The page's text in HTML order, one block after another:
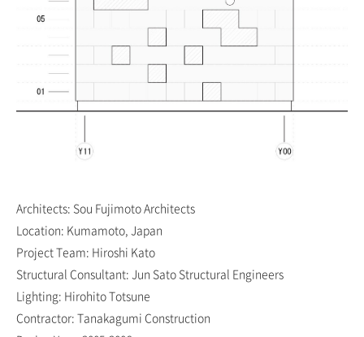
Architects: Sou Fujimoto Architects
Location: Kumamoto, Japan
Project Team: Hiroshi Kato
Structural Consultant: Jun Sato Structural Engineers
Lighting: Hirohito Totsune
Contractor: Tanakagumi Construction